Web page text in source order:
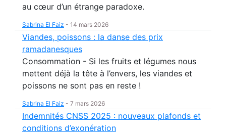
au cœur d’un étrange paradoxe.
Sabrina El Faiz - 14 mars 2026
Viandes, poissons : la danse des prix
ramadanesques
Consommation - Si les fruits et légumes nous
mettent déjà la tête à l’envers, les viandes et
poissons ne sont pas en reste !
Sabrina El Faiz - 7 mars 2026
Indemnités CNSS 2025 : nouveaux plafonds et
conditions d’exonération